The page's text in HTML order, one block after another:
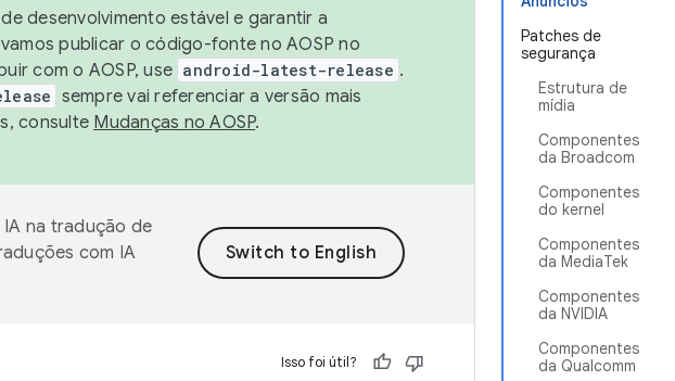
Patches de
segurança
Estrutura de
mídia
Componentes
da Broadcom
Componentes
do kernel
Componentes
da MediaTek
Componentes
da NVIDIA
Componentes
da Qualcomm
desenvolvimento estável e garantir a
publicar o código-fonte no AOSP no
com o AOSP, use android-latest-release .
sempre vai referenciar a versão mais
consulte Mudanças no AOSP.
na tradução de
com IA
Isso foi útil?